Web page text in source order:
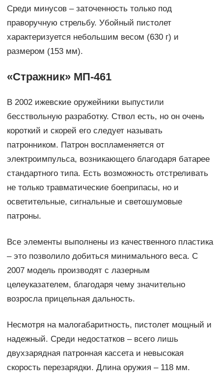
Среди минусов – заточенность только под
праворучную стрельбу. Убойный пистолет
характеризуется небольшим весом (630 г) и
размером (153 мм).
«Стражник» МП-461
В 2002 ижевские оружейники выпустили
бесствольную разработку. Ствол есть, но он очень
короткий и скорей его следует называть
патронником. Патрон воспламеняется от
электроимпульса, возникающего благодаря батарее
стандартного типа. Есть возможность отстреливать
не только травматические боеприпасы, но и
осветительные, сигнальные и светошумовые
патроны.
Все элементы выполнены из качественного пластика
– это позволило добиться минимального веса. С
2007 модель производят с лазерным
целеуказателем, благодаря чему значительно
возросла прицельная дальность.
Несмотря на малогабаритность, пистолет мощный и
надежный. Среди недостатков – всего лишь
двухзарядная патронная кассета и невысокая
скорость перезарядки. Длина оружия – 118 мм.